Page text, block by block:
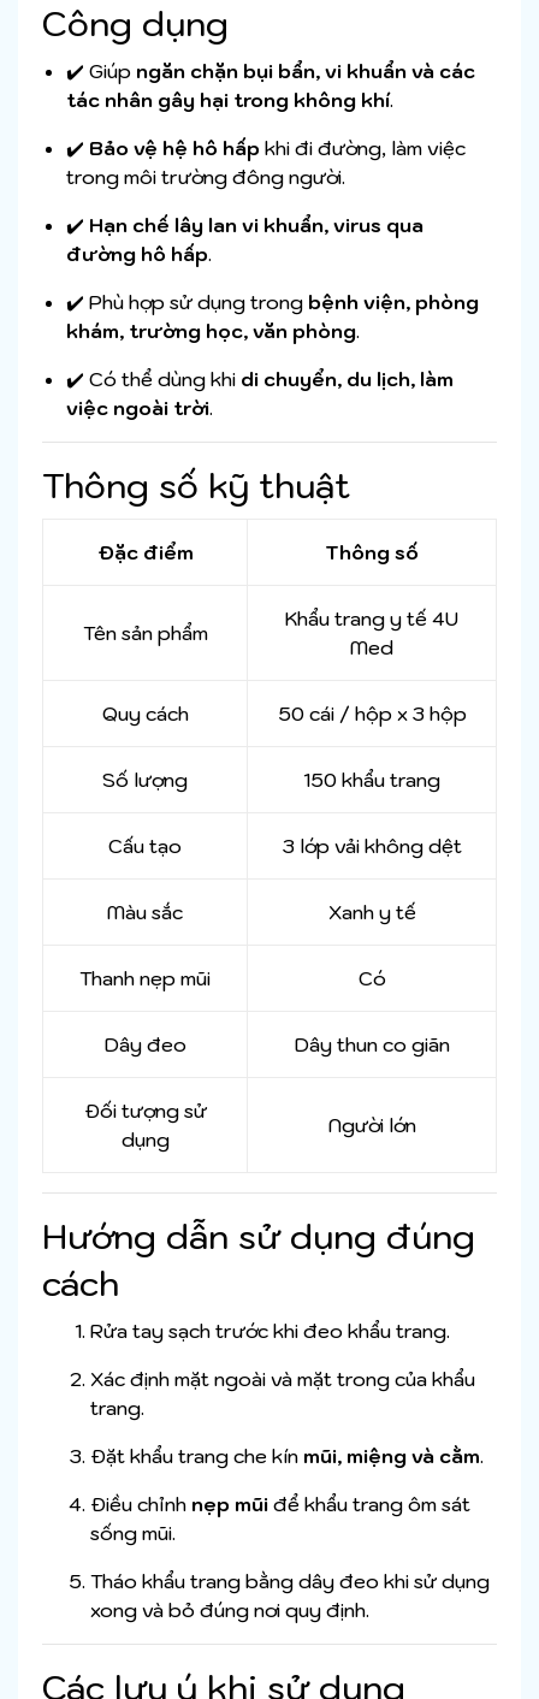
Công dụng
✔️ Giúp ngăn chặn bụi bẩn, vi khuẩn và các
tác nhân gây hại trong không khí.
✔️ Bảo vệ hệ hô hấp khi đi đường, làm việc
trong môi trường đông người.
✔️ Hạn chế lây lan vi khuẩn, virus qua
đường hô hấp.
✔️ Phù hợp sử dụng trong bệnh viện, phòng
khám, trường học, văn phòng.
✔️ Có thể dùng khi di chuyển, du lịch, làm
việc ngoài trời.
Thông số kỹ thuật
Đặc điểm Thông số
Tên sản phẩm
Khẩu trang y tế 4U
Med
Quy cách 50 cái / hộp x 3 hộp
Số lượng 150 khẩu trang
Cấu tạo 3 lớp vải không dệt
Màu sắc Xanh y tế
Thanh nẹp mũi Có
Dây đeo Dây thun co giãn
Đối tượng sử
dụng
Người lớn
Hướng dẫn sử dụng đúng
cách
Rửa tay sạch trước khi đeo khẩu trang.
Xác định mặt ngoài và mặt trong của khẩu
trang.
Đặt khẩu trang che kín mũi, miệng và cằm.
Điều chỉnh nẹp mũi để khẩu trang ôm sát
sống mũi.
Tháo khẩu trang bằng dây đeo khi sử dụng
xong và bỏ đúng nơi quy định.
Các lưu ý khi sử dụng